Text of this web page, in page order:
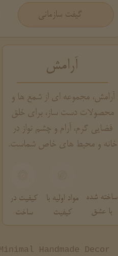
گیفت سازمانی
آرامش
آرامش، مجموعه ای از شمع ها و
محصولات دست ساز، برای خلق
فضایی گرم، آرام و چشم نواز در
خانه و محیط های خاص شماست.
ساخته شده
با عشق
مواد اولیه با
کیفیت
کیفیت در
ساخت
Handmade Decor